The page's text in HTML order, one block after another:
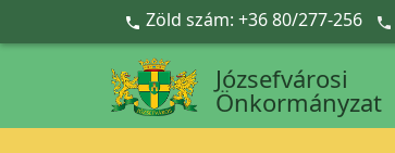
Ugrás a fő tartalomra
 Zöld szám: +36 80/277-256 
Józsefvárosi
Önkormányzat